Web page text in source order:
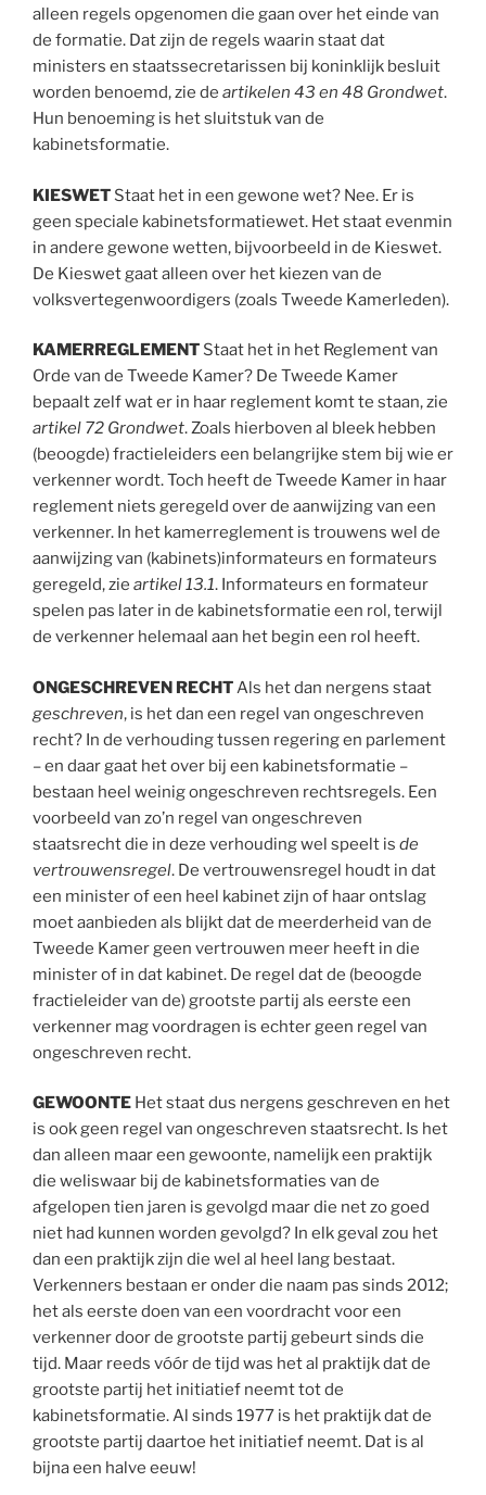
alleen regels opgenomen die gaan over het einde van
de formatie. Dat zijn de regels waarin staat dat
ministers en staatssecretarissen bij koninklijk besluit
worden benoemd, zie de artikelen 43 en 48 Grondwet.
Hun benoeming is het sluitstuk van de
kabinetsformatie.
KIESWET Staat het in een gewone wet? Nee. Er is
geen speciale kabinetsformatiewet. Het staat evenmin
in andere gewone wetten, bijvoorbeeld in de Kieswet.
De Kieswet gaat alleen over het kiezen van de
volksvertegenwoordigers (zoals Tweede Kamerleden).
KAMERREGLEMENT Staat het in het Reglement van
Orde van de Tweede Kamer? De Tweede Kamer
bepaalt zelf wat er in haar reglement komt te staan, zie
artikel 72 Grondwet. Zoals hierboven al bleek hebben
(beoogde) fractieleiders een belangrijke stem bij wie er
verkenner wordt. Toch heeft de Tweede Kamer in haar
reglement niets geregeld over de aanwijzing van een
verkenner. In het kamerreglement is trouwens wel de
aanwijzing van (kabinets)informateurs en formateurs
geregeld, zie artikel 13.1. Informateurs en formateur
spelen pas later in de kabinetsformatie een rol, terwijl
de verkenner helemaal aan het begin een rol heeft.
ONGESCHREVEN RECHTAls het dan nergens staat
geschreven, is het dan een regel van ongeschreven
recht? In de verhouding tussen regering en parlement
– en daar gaat het over bij een kabinetsformatie –
bestaan heel weinig ongeschreven rechtsregels. Een
voorbeeld van zo’n regel van ongeschreven
staatsrecht die in deze verhouding wel speelt is de
vertrouwensregel. De vertrouwensregel houdt in dat
een minister of een heel kabinet zijn of haar ontslag
moet aanbieden als blijkt dat de meerderheid van de
Tweede Kamer geen vertrouwen meer heeft in die
minister of in dat kabinet. De regel dat de (beoogde
fractieleider van de) grootste partij als eerste een
verkenner mag voordragen is echter geen regel van
ongeschreven recht.
GEWOONTE Het staat dus nergens geschreven en het
is ook geen regel van ongeschreven staatsrecht. Is het
dan alleen maar een gewoonte, namelijk een praktijk
die weliswaar bij de kabinetsformaties van de
afgelopen tien jaren is gevolgd maar die net zo goed
niet had kunnen worden gevolgd? In elk geval zou het
dan een praktijk zijn die wel al heel lang bestaat.
Verkenners bestaan er onder die naam pas sinds 2012;
het als eerste doen van een voordracht voor een
verkenner door de grootste partij gebeurt sinds die
tijd. Maar reeds vóór de tijd was het al praktijk dat de
grootste partij het initiatief neemt tot de
kabinetsformatie. Al sinds 1977 is het praktijk dat de
grootste partij daartoe het initiatief neemt. Dat is al
bijna een halve eeuw!